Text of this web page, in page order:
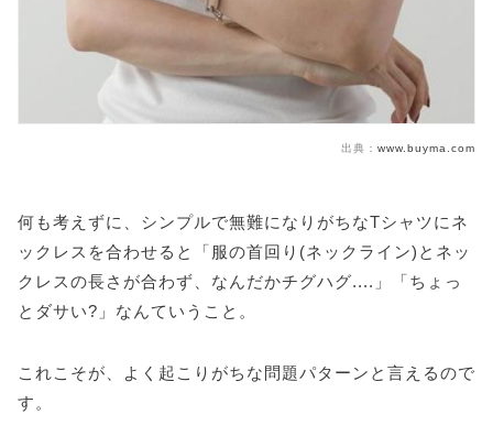
出典： www.buyma.com
何も考えずに、シンプルで無難になりがちなTシャツにネ
ックレスを合わせると「服の首回り(ネックライン)とネッ
クレスの長さが合わず、なんだかチグハグ....」「ちょっ
とダサい?」なんていうこと。
これこそが、よく起こりがちな問題パターンと言えるので
す。